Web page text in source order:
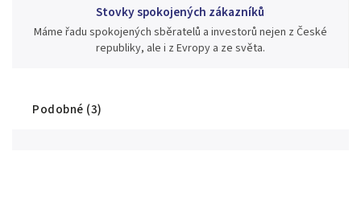
Stovky spokojených zákazníků
Máme řadu spokojených sběratelů a investorů nejen z České
republiky, ale i z Evropy a ze světa.
Podobné (3)